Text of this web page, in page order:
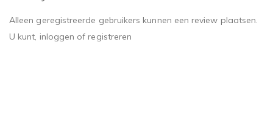
Alleen geregistreerde gebruikers kunnen een review plaatsen.
U kunt, inloggen ofregistreren